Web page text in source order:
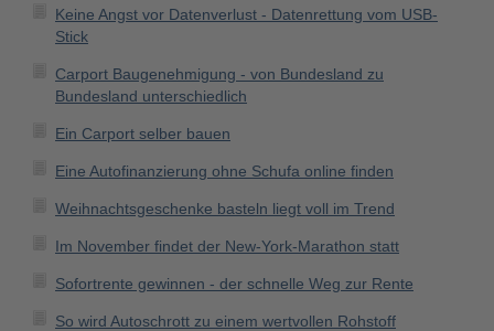
Keine Angst vor Datenverlust - Datenrettung vom USB-
Stick
Carport Baugenehmigung - von Bundesland zu
Bundesland unterschiedlich
Ein Carport selber bauen
Eine Autofinanzierung ohne Schufa online finden
Weihnachtsgeschenke basteln liegt voll im Trend
Im November findet der New-York-Marathon statt
Sofortrente gewinnen - der schnelle Weg zur Rente
So wird Autoschrott zu einem wertvollen Rohstoff